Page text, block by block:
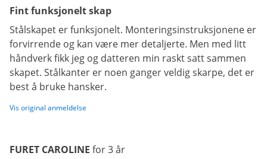
Fint funksjonelt skap
Stålskapet er funksjonelt. Monteringsinstruksjonene er
forvirrende og kan være mer detaljerte. Men med litt
håndverk fikk jeg og datteren min raskt satt sammen
skapet. Stålkanter er noen ganger veldig skarpe, det er
best å bruke hansker.
Vis original anmeldelse
FURET CAROLINE for 3 år